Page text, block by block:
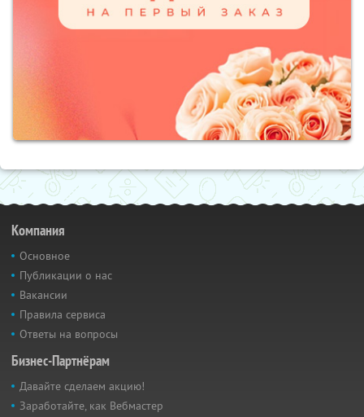
Компания
Основное
Публикации о нас
Вакансии
Правила сервиса
Ответы на вопросы
Бизнес-Партнёрам
Давайте сделаем акцию!
Заработайте, как Вебмастер